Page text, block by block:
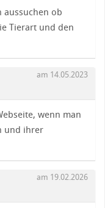
aussuchen ob
Tierart und den
am 14.05.2023
wenn man
und ihrer
am 19.02.2026